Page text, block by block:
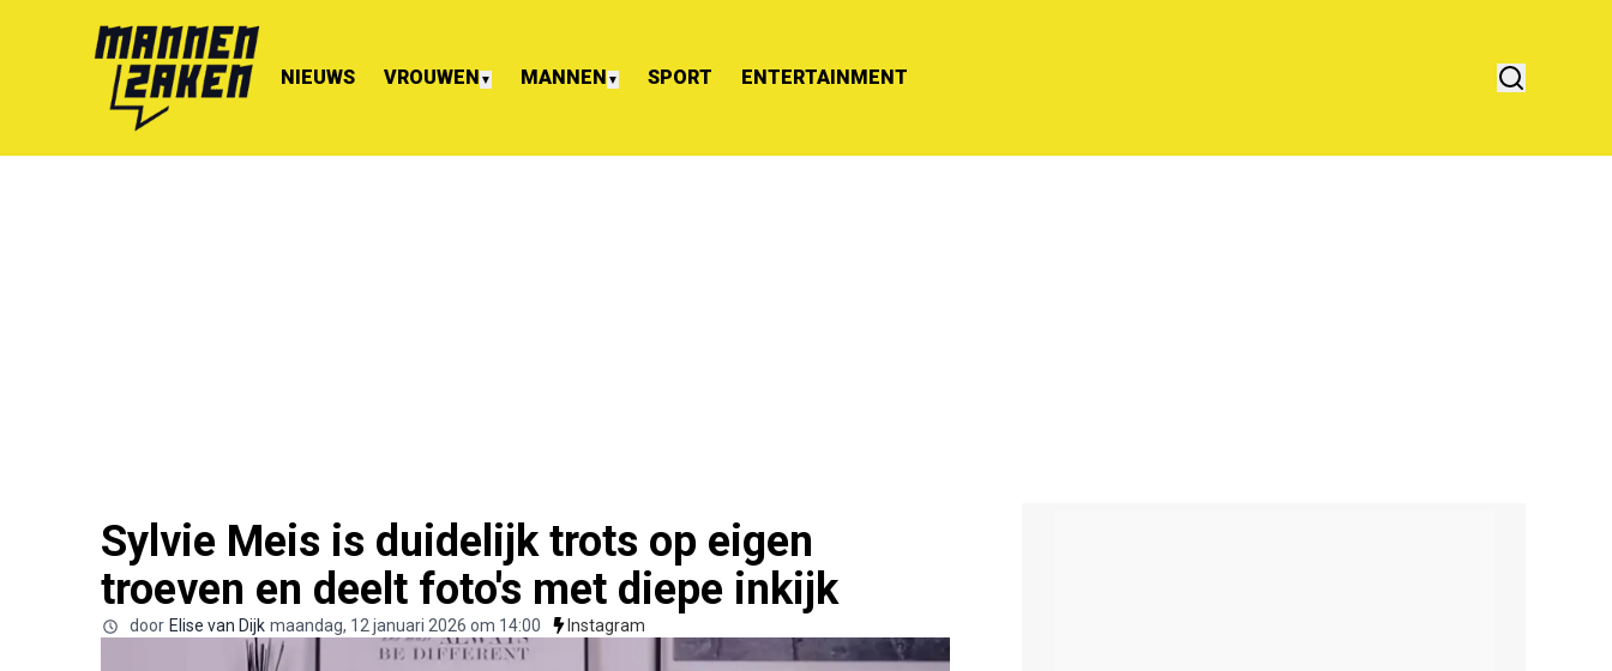
NIEUWS VROUWEN ▼ MANNEN ▼ SPORT ENTERTAINMENT
Sylvie Meis is duidelijk trots op eigen
troeven en deelt foto's met diepe inkijk
door Elise van Dijk maandag, 12 januari 2026 om 14:00 Instagram